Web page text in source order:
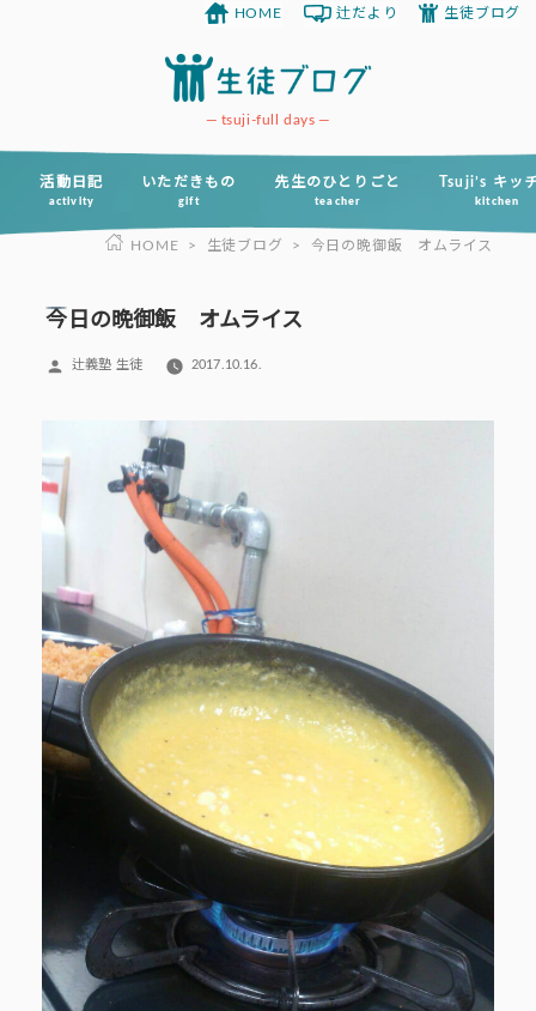
ツ
tsuji-full days
活動日記
activity
いただきもの
gift
先生のひとりごと
teacher
Tsuji’s キッ
kitchen
HOME 辻だより 生徒ブログ
HOME > 生徒ブログ > 今日の晩御飯 オムライス
今日の晩御飯 オムライス
投
辻義塾 生徒 2017.10.16.